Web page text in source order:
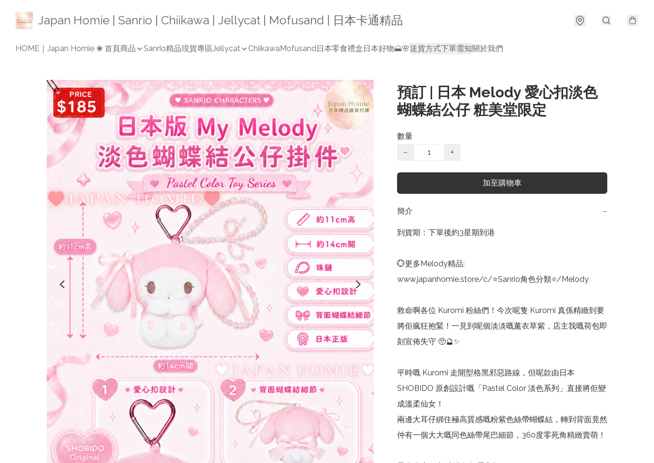
Japan Homie | Sanrio | Chiikawa | Jellycat | Mofusand | 日本卡通精品
HOME｜Japan Homie ❀ 首頁商品 Sanrio精品現貨專區Jellycat ChiikawaMofusand日本零食禮盒日本好物🗻🌸送貨方式下單需知關於我們
預訂 | 日本 Melody 愛心扣淡色
蝴蝶結公仔 粧美堂限定
數量
−
+
加至購物車
簡介 −
到貨期：下單後約3星期到港
💮更多Melody精品:
www.japanhomie.store/c/⭐Sanrio角色分類⭐/Melody
救命啊各位 Kuromi 粉絲們！今次呢隻 Kuromi 真係精緻到要
將佢瘋狂抱緊！一見到呢個淡淡嘅薰衣草紫，店主我嘅荷包即
刻宣佈失守 🥺🔮✨
平時嘅 Kuromi 走開型格黑邪惡路線，但呢款由日本
SHOBIDO 原創設計嘅「Pastel Color 淡色系列」直接將佢變
成溫柔仙女！
兩邊大耳仔綁住極高質感嘅粉紫色絲帶蝴蝶結，轉到背面竟然
仲有一個大大嘅同色絲帶尾巴細節，360度零死角精緻賣萌！